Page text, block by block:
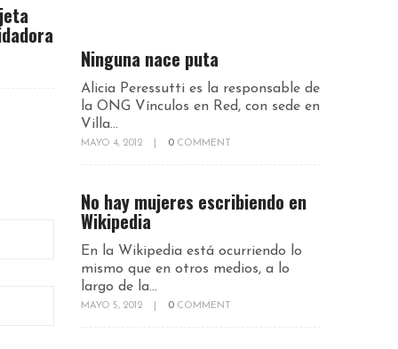
Ninguna nace puta
Alicia Peressutti es la responsable de
la ONG Vínculos en Red, con sede en
Villa...
MAYO 4, 2012 0 COMMENT
No hay mujeres escribiendo en
Wikipedia
En la Wikipedia está ocurriendo lo
mismo que en otros medios, a lo
largo de la...
MAYO 5, 2012 0 COMMENT